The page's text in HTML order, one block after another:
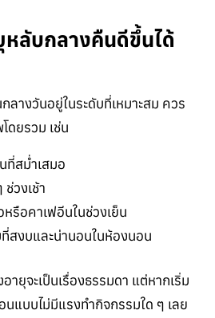
หลับกลางคืนดีขึ้นได้
ลางวันอยู่ในระดับที่เหมาะสม ควร
ดยรวม เช่น
ที่สม่ำเสมอ
ช่วงเช้า
รือคาเฟอีนในช่วงเย็น
สงบและน่านอนในห้องนอน
ายุจะเป็นเรื่องธรรมดา แต่หากเริ่ม
แบบไม่มีแรงทำกิจกรรมใด ๆ เลย